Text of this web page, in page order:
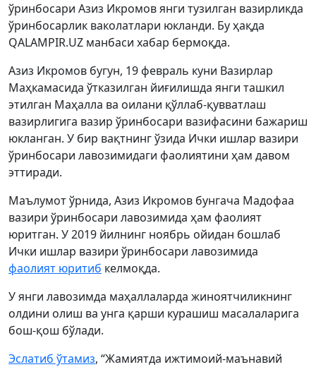
ўринбосари Азиз Икромов янги тузилган вазирликда
ўринбосарлик ваколатлари юкланди. Бу ҳақда
QALAMPIR.UZ манбаси хабар бермоқда.
Азиз Икромов бугун, 19 февраль куни Вазирлар
Маҳкамасида ўтказилган йиғилишда янги ташкил
этилган Маҳалла ва оилани қўллаб-қувватлаш
вазирлигига вазир ўринбосари вазифасини бажариш
юкланган. У бир вақтнинг ўзида Ички ишлар вазири
ўринбосари лавозимидаги фаолиятини ҳам давом
эттиради.
Маълумот ўрнида, Азиз Икромов бунгача Мадофаа
вазири ўринбосари лавозимида ҳам фаолият
юритган. У 2019 йилнинг ноябрь ойидан бошлаб
Ички ишлар вазири ўринбосари лавозимида
фаолият юритиб келмоқда.
У янги лавозимда маҳаллаларда жиноятчиликнинг
олдини олиш ва унга қарши курашиш масалаларига
бош-қош бўлади.
Эслатиб ўтамиз, “Жамиятда ижтимоий-маънавий